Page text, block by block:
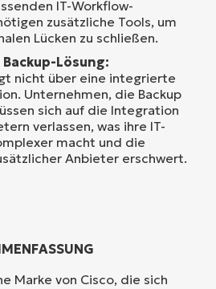
IT-Workflow-
zusätzliche Tools, um
Lücken zu schließen.
Lösung:
nicht über eine integrierte
Unternehmen, die Backup
sich auf die Integration
verlassen, was ihre IT-
macht und die
Anbieter erschwert.
Marke von Cisco, die sich